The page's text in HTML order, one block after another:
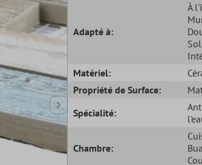
Adapté à:
À
Sol
Matériel:
Propriété de Surface:
Spécialité:
Chambre: